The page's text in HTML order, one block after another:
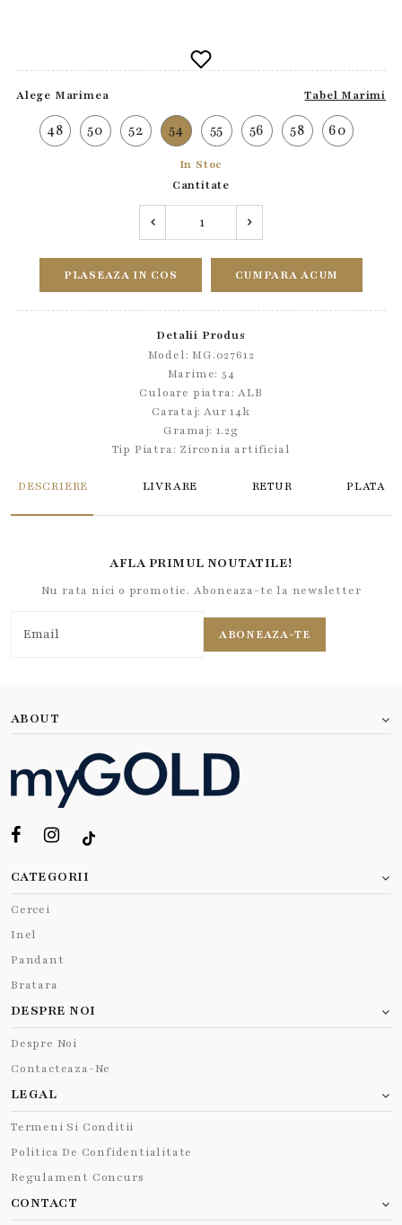
Alege Marimea Tabel Marimi
48 50 52 54 55 56 58 60
In Stoc
Cantitate
PLASEAZA IN COS CUMPARA ACUM
Detalii Produs
Model: MG.027612
Marime: 54
Culoare piatra: ALB
Carataj: Aur 14k
Gramaj: 1.2g
Tip Piatra: Zirconia artificial
DESCRIERE LIVRARE RETUR PLATA
AFLA PRIMUL NOUTATILE!
Nu rata nici o promotie. Aboneaza-te la newsletter
ABONEAZA-TE
ABOUT
CATEGORII
Cercei
Inel
Pandant
Bratara
DESPRE NOI
Despre Noi
Contacteaza-Ne
LEGAL
Termeni Si Conditii
Politica De Confidentialitate
Regulament Concurs
CONTACT